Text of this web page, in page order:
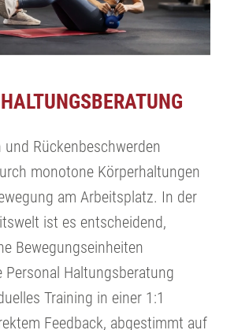
Rückenbeschwerden
monotone Körperhaltungen
am Arbeitsplatz. In der
ist es entscheidend,
Bewegungseinheiten
Personal Haltungsberatung
Training in einer 1:1
Feedback, abgestimmt auf